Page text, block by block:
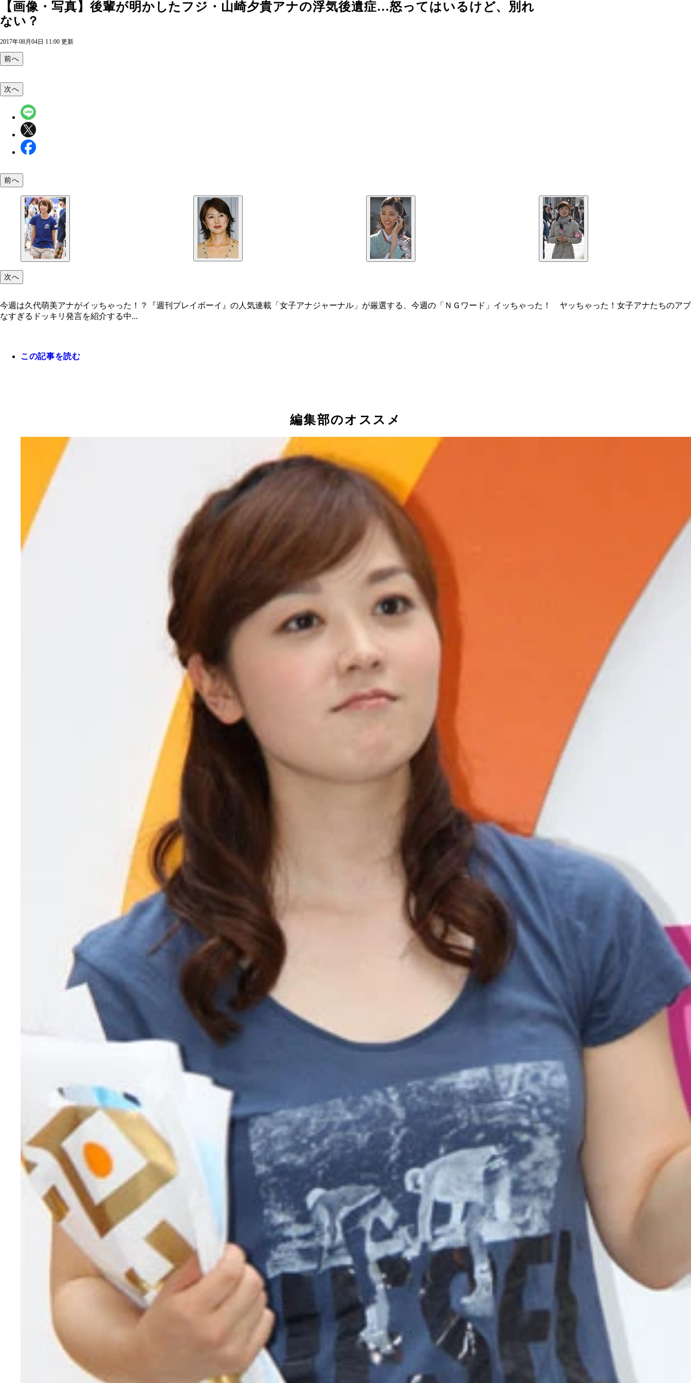
【画像・写真】後輩が明かしたフジ・山崎夕貴アナの浮気後遺症…怒ってはいるけど、別れ
ない？
2017年08月04日 11:00 更新
前へ
今週は久代萌美アナがイッちゃった！？
次へ
前へ
次へ
今週は久代萌美アナがイッちゃった！？『週刊プレイボーイ』の人気連載「女子アナジャーナル」が厳選する、今週の「ＮＧワード」イッちゃった！ ヤッちゃった！女子アナたちのアブ
なすぎるドッキリ発言を紹介する中...
この記事を読む
編集部のオススメ